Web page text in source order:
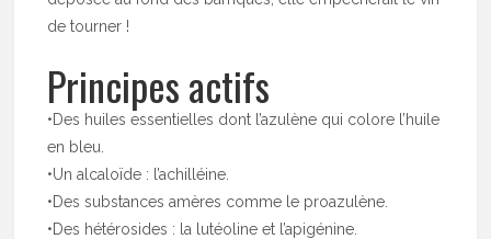
de tourner !
Principes actifs
•Des huiles essentielles dont l’azulène qui colore l’huile
en bleu.
•Un alcaloïde : l’achilléine.
•Des substances amères comme le proazulène.
•Des hétérosides : la lutéoline et l’apigénine.